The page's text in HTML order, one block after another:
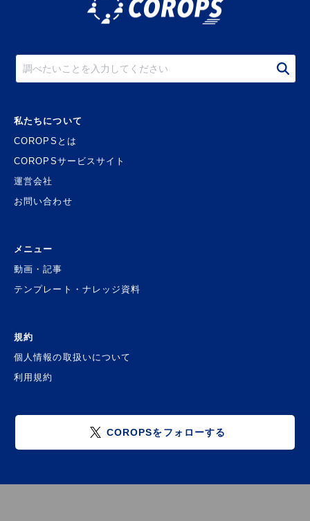
私たちについて
COROPSとは
COROPSサービスサイト
運営会社
お問い合わせ
メニュー
動画・記事
テンプレート・ナレッジ資料
規約
個人情報の取扱いについて
利用規約
COROPSをフォローする